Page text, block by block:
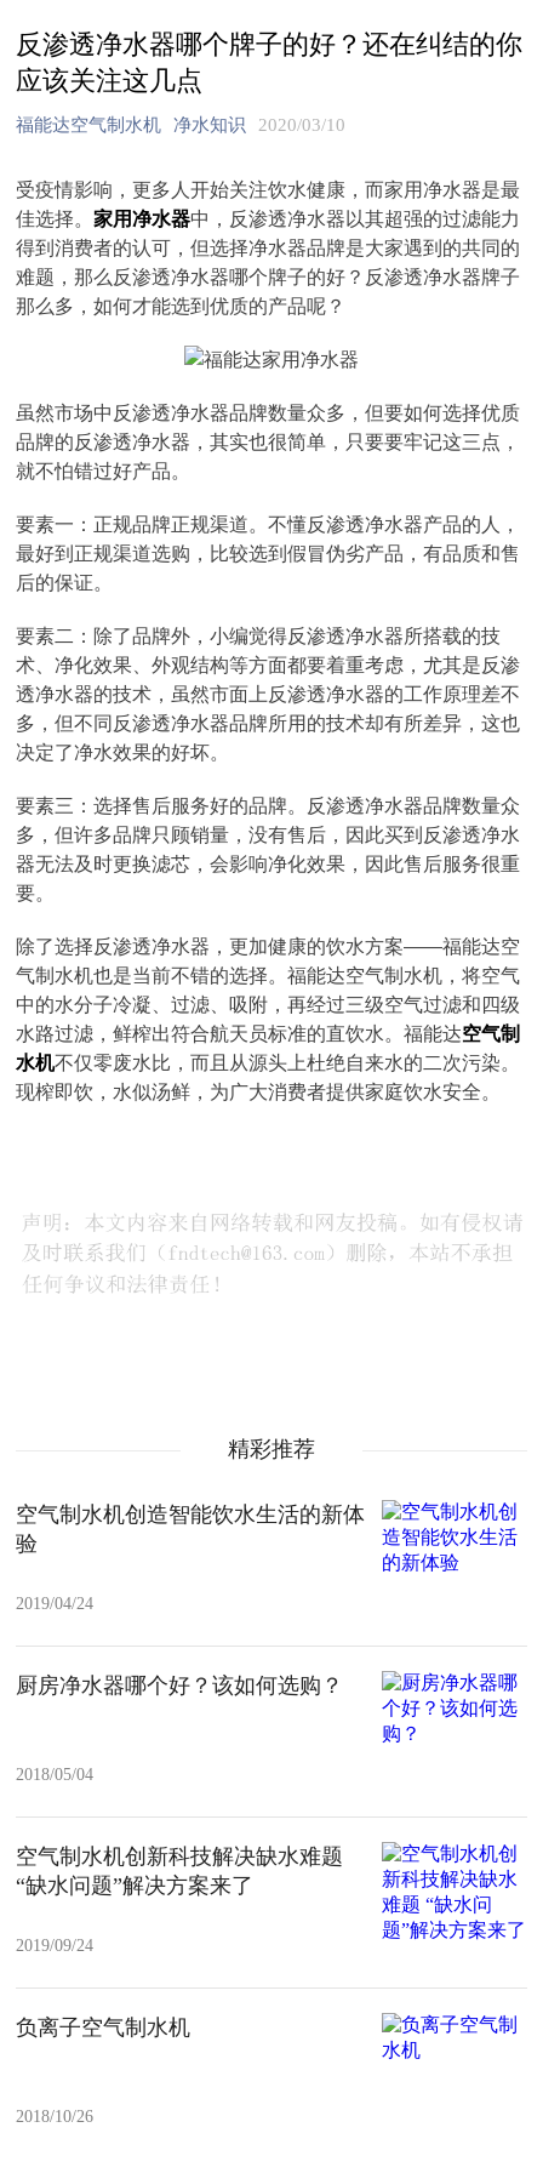
反渗透净水器哪个牌子的好？还在纠结的你
应该关注这几点
福能达空气制水机 净水知识 2020/03/10
受疫情影响，更多人开始关注饮水健康，而家用净水器是最
佳选择。家用净水器中，反渗透净水器以其超强的过滤能力
得到消费者的认可，但选择净水器品牌是大家遇到的共同的
难题，那么反渗透净水器哪个牌子的好？反渗透净水器牌子
那么多，如何才能选到优质的产品呢？
虽然市场中反渗透净水器品牌数量众多，但要如何选择优质
品牌的反渗透净水器，其实也很简单，只要要牢记这三点，
就不怕错过好产品。
要素一：正规品牌正规渠道。不懂反渗透净水器产品的人，
最好到正规渠道选购，比较选到假冒伪劣产品，有品质和售
后的保证。
要素二：除了品牌外，小编觉得反渗透净水器所搭载的技
术、净化效果、外观结构等方面都要着重考虑，尤其是反渗
透净水器的技术，虽然市面上反渗透净水器的工作原理差不
多，但不同反渗透净水器品牌所用的技术却有所差异，这也
决定了净水效果的好坏。
要素三：选择售后服务好的品牌。反渗透净水器品牌数量众
多，但许多品牌只顾销量，没有售后，因此买到反渗透净水
器无法及时更换滤芯，会影响净化效果，因此售后服务很重
要。
除了选择反渗透净水器，更加健康的饮水方案——福能达空
气制水机也是当前不错的选择。福能达空气制水机，将空气
中的水分子冷凝、过滤、吸附，再经过三级空气过滤和四级
水路过滤，鲜榨出符合航天员标准的直饮水。福能达空气制
水机不仅零废水比，而且从源头上杜绝自来水的二次污染。
现榨即饮，水似汤鲜，为广大消费者提供家庭饮水安全。
精彩推荐
空气制水机创造智能饮水生活的新体
验
2019/04/24
厨房净水器哪个好？该如何选购？
2018/05/04
空气制水机创新科技解决缺水难题
“缺水问题”解决方案来了
2019/09/24
负离子空气制水机
2018/10/26